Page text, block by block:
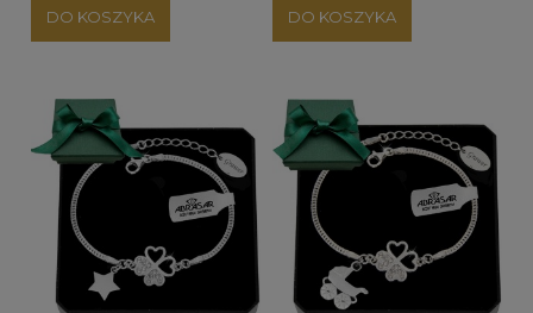
DO KOSZYKA DO KOSZYKA